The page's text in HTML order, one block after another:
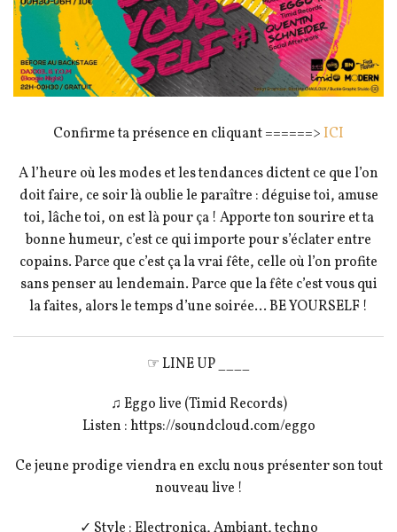
Confirme ta présence en cliquant ======> ICI
A l’heure où les modes et les tendances dictent ce que l’on
doit faire, ce soir là oublie le paraître : déguise toi, amuse
toi, lâche toi, on est là pour ça ! Apporte ton sourire et ta
bonne humeur, c’est ce qui importe pour s’éclater entre
copains. Parce que c’est ça la vrai fête, celle où l’on profite
sans penser au lendemain. Parce que la fête c’est vous qui
la faites, alors le temps d’une soirée… BE YOURSELF !
☞ LINE UP ____
♫ Eggo live (Timid Records)
Listen : https://soundcloud.com/eggo
Ce jeune prodige viendra en exclu nous présenter son tout
nouveau live !